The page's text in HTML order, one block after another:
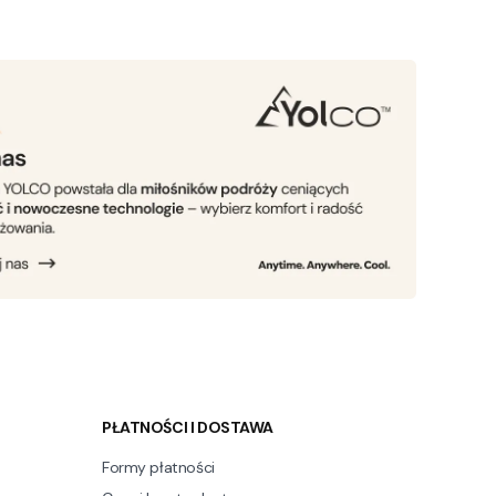
PŁATNOŚCI I DOSTAWA
Formy płatności